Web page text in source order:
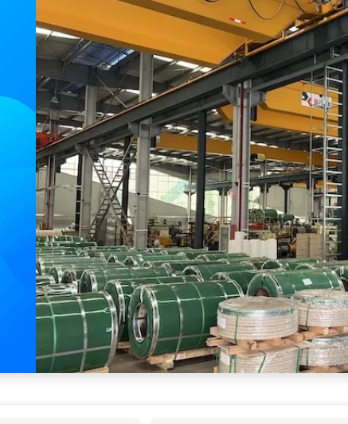
Soğuk Haddelenmiş Paslanmaz Çelik Şerit Aisi 201j2 410 430 0.2mm 0.3mm 0.8mm 1mm
Hastelloy B-3 Alaşımlı Çelik
Astm B575 C276 B575 Hastelloy X Alaşımlı Çelik Rulo N06002 600 1 601 Astm B443 Inconel 625 Plaka
Nikel Monel R405 Alaşımlı